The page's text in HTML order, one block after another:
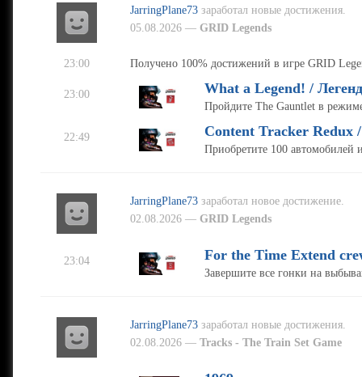
JarringPlane73 заработал новые достижения.
05.08.2026 —GRID Legends
23:00 Получено 100% достижений в игре GRID
23:00 What a Legend! /
Пройдите The Gauntlet в
22:49 Content Tracker Redux
Приобретите 100 автомобилей
JarringPlane73 заработал новое достижение.
02.08.2026 —GRID Legends
23:04 For the Time Extend
Завершите все гонки на
JarringPlane73 заработал новые достижения.
02.08.2026 —Tracks - The Train Set Game